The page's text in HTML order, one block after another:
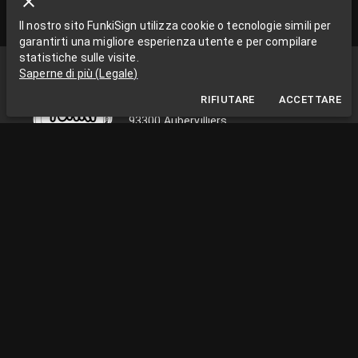
Funki Sign
La Grange aux rêves, 3 bis rue Chapon
93300 Aubervilliers
Il nostro sito FunkiSign utilizza cookie o tecnologie simili per
garantirti una migliore esperienza utente e per compilare
statistiche sulle visite.
Saperne di più (Legale)
RIFIUTARE ACCETTARE